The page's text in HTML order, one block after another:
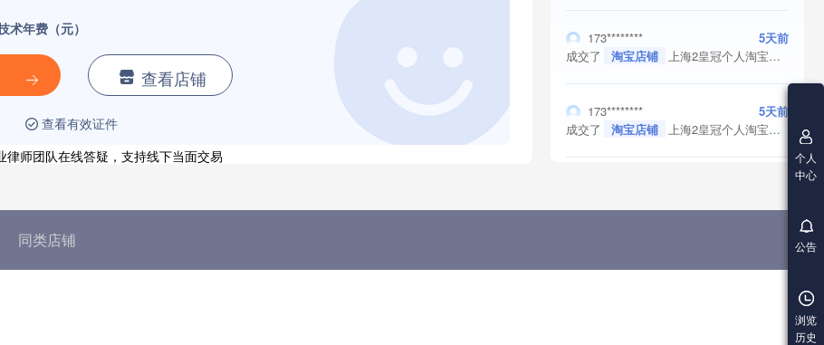
术年费（元）
查看店铺
查看有效证件
师团队在线答疑，支持线下当面交易
173********
5天前
成交了
淘宝店铺 上海2皇冠个人淘宝店铺转让/买卖，保证金无需退还，纯实体交易，协议变更过户，好评率高于98%
173********
5天前
成交了
淘宝店铺 上海2皇冠个人淘宝店铺转让/买卖 保证金无需退还 满足协议变更
同类店铺
个人
中心
公告
浏览
历史